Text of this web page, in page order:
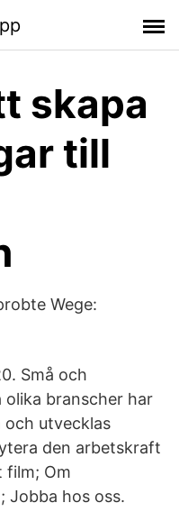
skapa
till
Wege:
Små och
branscher har
utvecklas
den arbetskraft
film; Om
Jobba hos oss.